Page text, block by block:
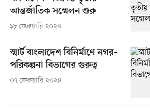
আন্তর্জাতিক সম্মেলন শুরু
১৮ ফেব্রুয়ারি ২০২৪
স্মার্ট বাংলাদেশ বিনির্মাণে নগর–
পরিকল্পনা বিভাগের গুরুত্ব
০৭ ফেব্রুয়ারি ২০২৪